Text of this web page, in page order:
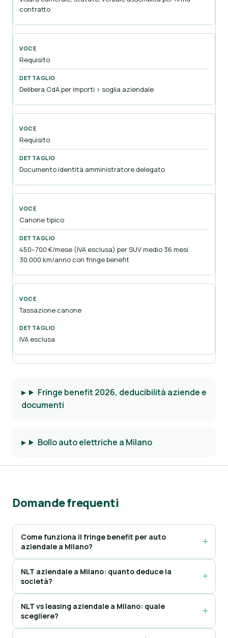
contratto
Requisito
Delibera CdA per importi > soglia aziendale
Requisito
Documento identità amministratore delegato
Canone tipico
450–700 €/mese (IVA esclusa) per SUV medio 36 mesi
30.000 km/anno con fringe benefit
Tassazione canone
IVA esclusa
Fringe benefit 2026, deducibilità aziende e
documenti
Bollo auto elettriche a Milano
Domande frequenti
Come funziona il fringe benefit per auto
aziendale a Milano?
NLT aziendale a Milano: quanto deduce la
società?
NLT vs leasing aziendale a Milano: quale
scegliere?